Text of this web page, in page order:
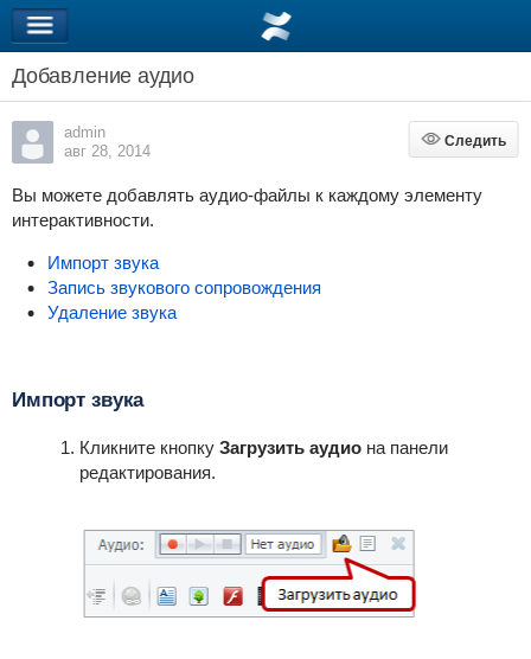
Добавление аудио
admin
авг 28, 2014
Следить
Следить
Вы можете добавлять аудио-файлы к каждому элементу
интерактивности.
Импорт звука
Запись звукового сопровождения
Удаление звука
Импорт звука
Кликните кнопку Загрузить аудиона панели
редактирования.